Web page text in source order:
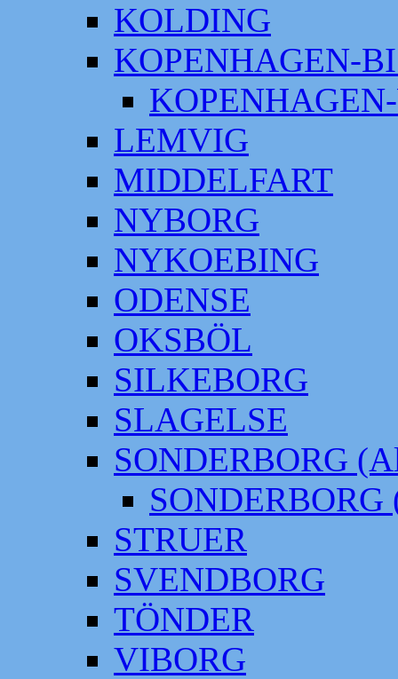
KOLDING
KOPENHAGEN-
LEMVIG
MIDDELFART
NYBORG
NYKOEBING
ODENSE
OKSBÖL
SILKEBORG
SLAGELSE
SONDERBORG
SONDERBORG
STRUER
SVENDBORG
TÖNDER
VIBORG